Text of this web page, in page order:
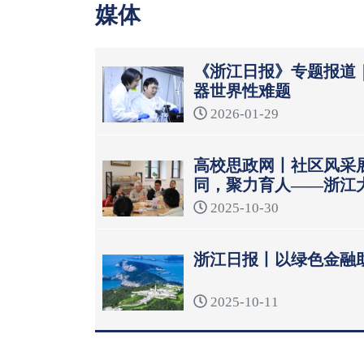
媒体
《浙江日报》专题报
器世界性难题
2026-01-29
高校思政网丨社区风采
同，聚力育人——浙江
模式2025-10-30
浙江日报丨以绿色金融
2025-10-11